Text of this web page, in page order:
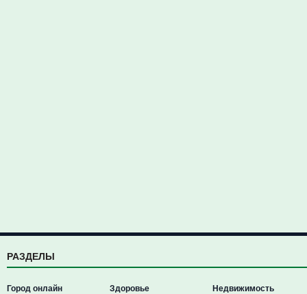
РАЗДЕЛЫ
Город онлайн
Здоровье
Недвижимость